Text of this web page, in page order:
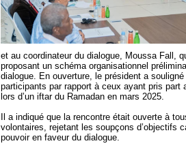
et au coordinateur du dialogue, Moussa Fall,
proposant un schéma organisationnel
dialogue. En ouverture, le président a
participants par rapport à ceux ayant pris part
lors d’un iftar du Ramadan en mars 2025.
Il a indiqué que la rencontre était ouverte à
volontaires, rejetant les soupçons d’objectifs
pouvoir en faveur du dialogue.